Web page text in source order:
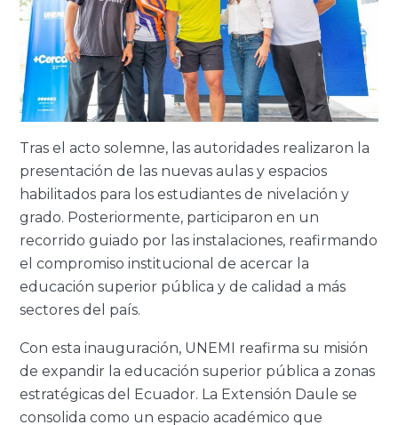
Tras el acto solemne, las autoridades realizaron la
presentación de las nuevas aulas y espacios
habilitados para los estudiantes de nivelación y
grado. Posteriormente, participaron en un
recorrido guiado por las instalaciones, reafirmando
el compromiso institucional de acercar la
educación superior pública y de calidad a más
sectores del país.
Con esta inauguración, UNEMI reafirma su misión
de expandir la educación superior pública a zonas
estratégicas del Ecuador. La Extensión Daule se
consolida como un espacio académico que